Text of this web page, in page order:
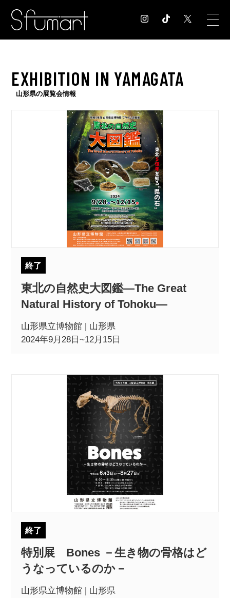
COLUMN コラム記事
EXHIBITION
MUSEUM 美術館情報
NEWS お知らせ
CONTACT お問合せ
EXHIBITION IN YAMAGATA
山形県の展覧会情報
終了
東北の自然史大図鑑―The Great
Natural History of Tohoku―
山形県立博物館 | 山形県
2024年9月28日~12月15日
終了
特別展 Bones －生き物の骨格はど
うなっているのか－
山形県立博物館 | 山形県